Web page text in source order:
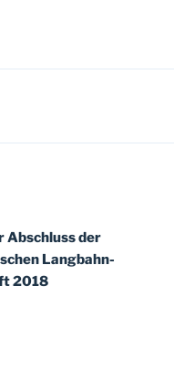
Abschluss der
Langbahn-
2018